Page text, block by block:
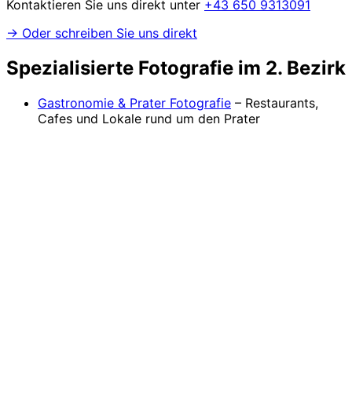
Kontaktieren Sie uns direkt unter +43 650 9313091
→ Oder schreiben Sie uns direkt
Spezialisierte Fotografie im 2. Bezirk
Gastronomie & Prater Fotografie – Restaurants,
Cafes und Lokale rund um den Prater